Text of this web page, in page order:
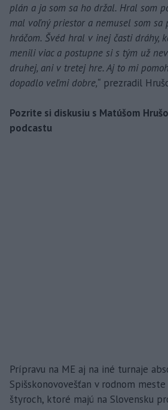
plán a ja som sa ho držal. Hral som
mal voľný priestor a nemusel som sa
hráčom. Švéd hral v inej časti dráhy,
menili viac a postupne si s tým už
druhej, ani v tretej hre. Aj to mi
dopadlo veľmi dobre,“ prezradil
Pozrite si diskusiu s Matúšom
podcastu
Prípravu na ME aj na iné turnaje
Spišskonovovešťan v rodnom
štyroch, ktoré majú na Slovensku